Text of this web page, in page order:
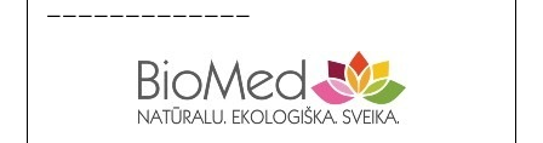
—————————————